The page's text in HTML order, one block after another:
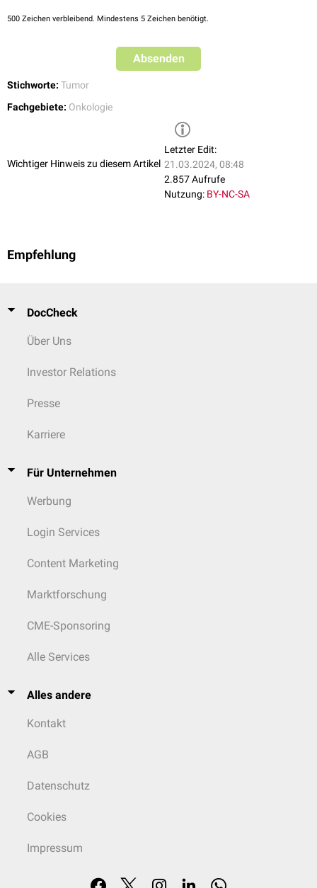
500 Zeichen verbleibend. Mindestens 5 Zeichen benötigt.
Absenden
Stichworte: Tumor
Fachgebiete: Onkologie
Wichtiger Hinweis zu diesem Artikel
Letzter Edit:
21.03.2024, 08:48
2.857 Aufrufe
Nutzung: BY-NC-SA
Empfehlung
DocCheck
Über Uns
Investor Relations
Presse
Karriere
Für Unternehmen
Werbung
Login Services
Content Marketing
Marktforschung
CME-Sponsoring
Alle Services
Alles andere
Kontakt
AGB
Datenschutz
Cookies
Impressum